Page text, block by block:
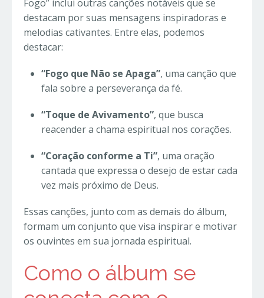
Fogo” inclui outras canções notáveis que se
destacam por suas mensagens inspiradoras e
melodias cativantes. Entre elas, podemos
destacar:
“Fogo que Não se Apaga”, uma canção que
fala sobre a perseverança da fé.
“Toque de Avivamento”, que busca
reacender a chama espiritual nos corações.
“Coração conforme a Ti”, uma oração
cantada que expressa o desejo de estar cada
vez mais próximo de Deus.
Essas canções, junto com as demais do álbum,
formam um conjunto que visa inspirar e motivar
os ouvintes em sua jornada espiritual.
Como o álbum se